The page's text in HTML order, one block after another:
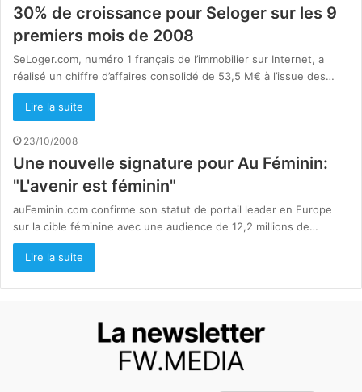
30% de croissance pour Seloger sur les 9
premiers mois de 2008
SeLoger.com, numéro 1 français de l’immobilier sur Internet, a
réalisé un chiffre d’affaires consolidé de 53,5 M€ à l’issue des…
Lire la suite
23/10/2008
Une nouvelle signature pour Au Féminin:
"L'avenir est féminin"
auFeminin.com confirme son statut de portail leader en Europe
sur la cible féminine avec une audience de 12,2 millions de…
Lire la suite